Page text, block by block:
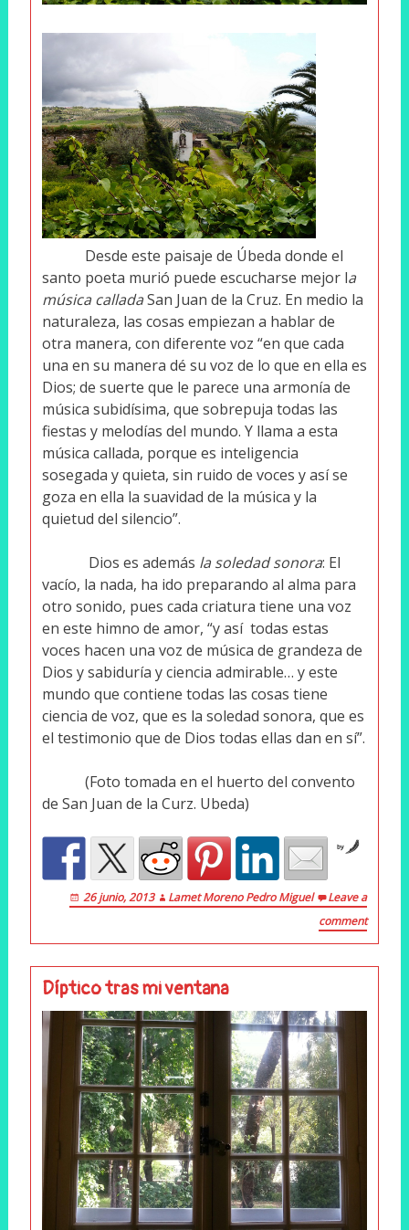
Desde este paisaje de Úbeda donde el
santo poeta murió puede escucharse mejor la
música calladaSan Juan de la Cruz. En medio la
naturaleza, las cosas empiezan a hablar de
otra manera, con diferente voz “en que cada
una en su manera dé su voz de lo que en ella es
Dios; de suerte que le parece una armonía de
música subidísima, que sobrepuja todas las
fiestas y melodías del mundo. Y llama a esta
música callada, porque es inteligencia
sosegada y quieta, sin ruido de voces y así se
goza en ella la suavidad de la música y la
quietud del silencio”.
Dios es además la soledad sonora: El
vacío, la nada, ha ido preparando al alma para
otro sonido, pues cada criatura tiene una voz
en este himno de amor, “y así todas estas
voces hacen una voz de música de grandeza de
Dios y sabiduría y ciencia admirable… y este
mundo que contiene todas las cosas tiene
ciencia de voz, que es la soledad sonora, que es
el testimonio que de Dios todas ellas dan en sí”.
(Foto tomada en el huerto del convento
de San Juan de la Curz. Ubeda)
by
26 junio, 2013 Lamet Moreno Pedro Miguel
Leave a
comment
Díptico tras mi ventana